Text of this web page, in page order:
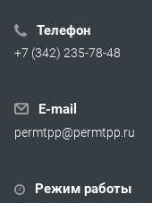
Телефон
+7 (342) 235-78-48
E-mail
permtpp@permtpp.ru
Режим работы